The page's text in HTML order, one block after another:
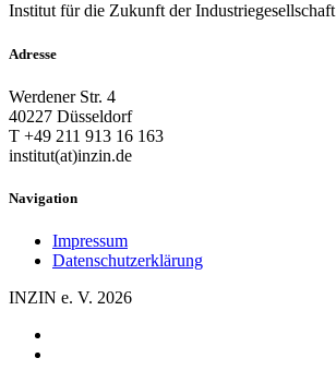
Institut für die Zukunft der Industriegesellschaft
Adresse
Werdener Str. 4
40227 Düsseldorf
T +49 211 913 16 163
institut(at)inzin.de
Navigation
Impressum
Datenschutzerklärung
INZIN e. V. 2026